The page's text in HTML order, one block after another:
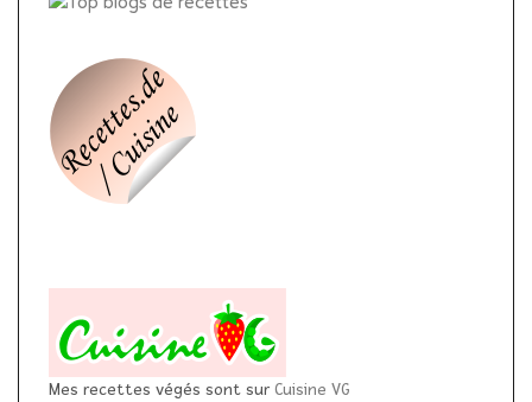
Mes recettes végés sont sur Cuisine VG